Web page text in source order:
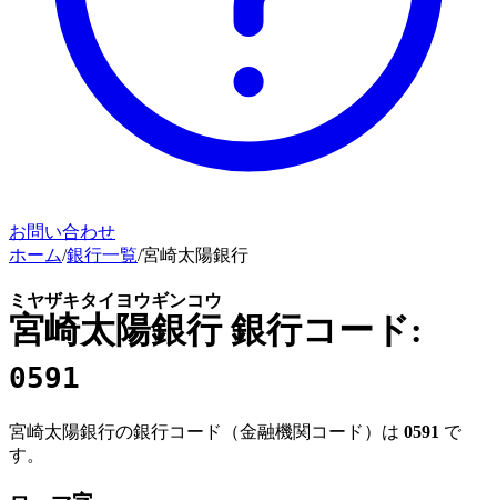
お問い合わせ
ホーム/銀行一覧/宮崎太陽銀行
宮崎太陽銀行
ミヤザキタイヨウギンコウ
銀行コード:
0591
宮崎太陽銀行の銀行コード（金融機関コード）は 0591 で
す。